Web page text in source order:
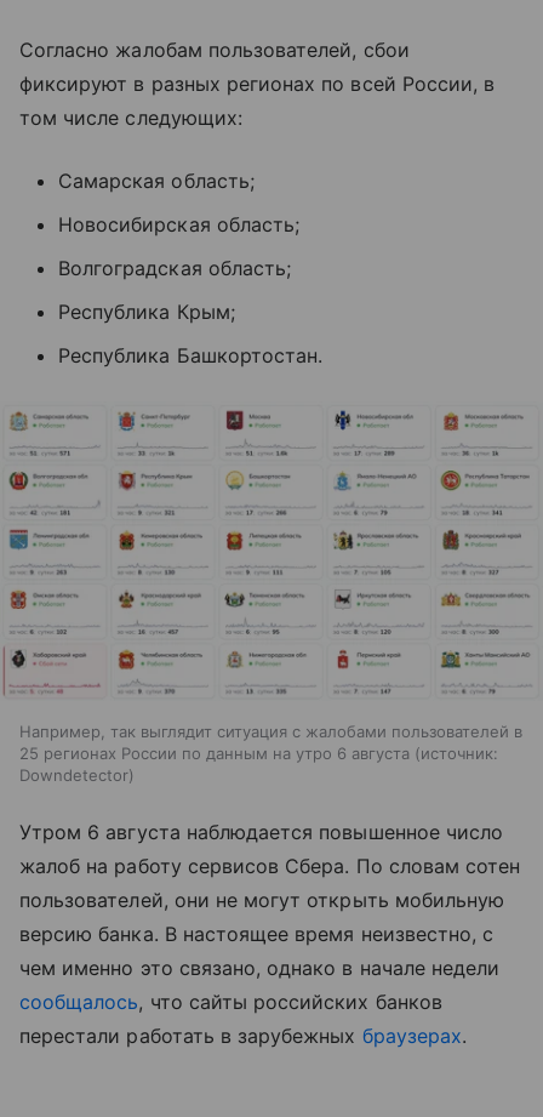
Согласно жалобам пользователей, сбои
фиксируют в разных регионах по всей России, в
том числе следующих:
Самарская область;
Новосибирская область;
Волгоградская область;
Республика Крым;
Республика Башкортостан.
Например, так выглядит ситуация с жалобами пользователей в
25 регионах России по данным на утро 6 августа
источник:
Downdetector
Утром 6 августа наблюдается повышенное число
жалоб на работу сервисов Сбера. По словам сотен
пользователей, они не могут открыть мобильную
версию банка. В настоящее время неизвестно, с
чем именно это связано, однако в начале недели
сообщалось, что сайты российских банков
перестали работать в зарубежных браузерах.